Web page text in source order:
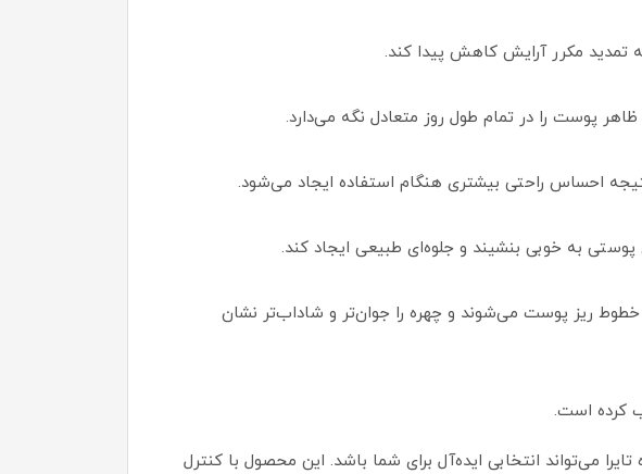
تمدید مکرر آرایش کاهش پیدا کند.
پوست را در تمام طول روز متعادل نگه می‌دارد.
احساس راحتی بیشتری هنگام استفاده ایجاد می‌شود.
به خوبی بنشیند و جلوه‌ای طبیعی ایجاد کند.
ریز پوست می‌شوند و چهره را جوان‌تر و شاداب‌تر نشان
کرده است.
می‌تواند انتخابی ایده‌آل برای شما باشد. این محصول با کنترل